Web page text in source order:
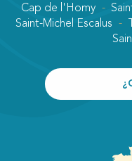
Cap de l'Homy
Saint-Michel Escalus